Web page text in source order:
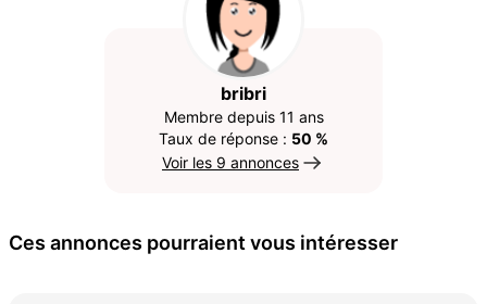
bribri
Membre depuis 11 ans
Taux de réponse : 50 %
Voir les 9 annonces
Ces annonces pourraient vous intéresser